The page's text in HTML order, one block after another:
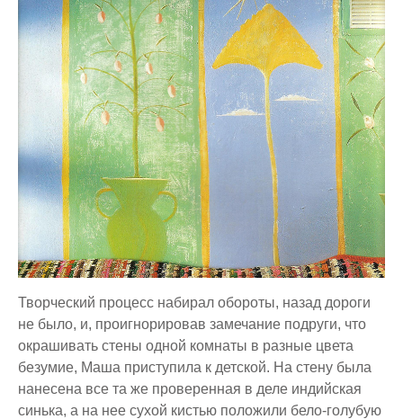
Творческий процесс набирал обороты, назад дороги
не было, и, проигнорировав замечание подруги, что
окрашивать стены одной комнаты в разные цвета
безумие, Маша приступила к детской. На стену была
нанесена все та же проверенная в деле индийская
синька, а на нее сухой кистью положили бело-голубую